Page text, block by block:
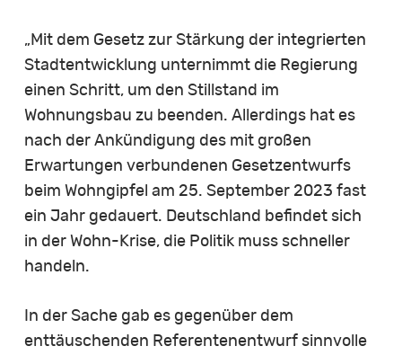
„Mit dem Gesetz zur Stärkung der integrierten
Stadtentwicklung unternimmt die Regierung
einen Schritt, um den Stillstand im
Wohnungsbau zu beenden. Allerdings hat es
nach der Ankündigung des mit großen
Erwartungen verbundenen Gesetzentwurfs
beim Wohngipfel am 25. September 2023 fast
ein Jahr gedauert. Deutschland befindet sich
in der Wohn-Krise, die Politik muss schneller
handeln.
In der Sache gab es gegenüber dem
enttäuschenden Referentenentwurf sinnvolle